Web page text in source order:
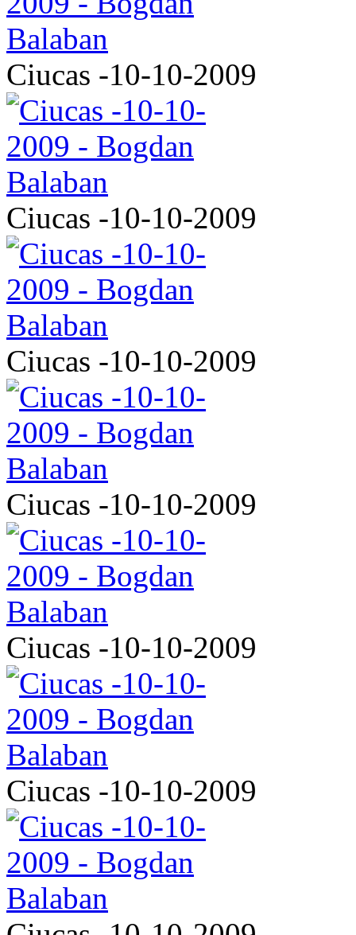
Ciucas -10-10-2009
Ciucas -10-10-2009
Ciucas -10-10-2009
Ciucas -10-10-2009
Ciucas -10-10-2009
Ciucas -10-10-2009